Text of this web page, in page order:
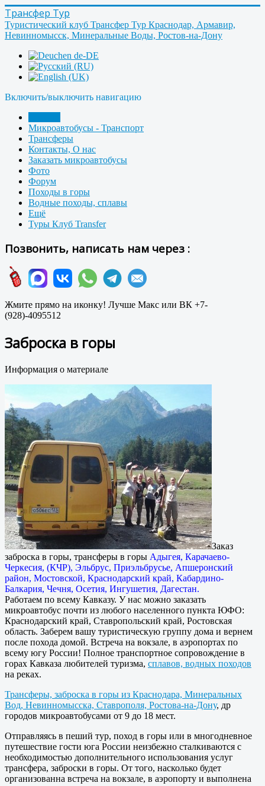
Трансфер Тур
Туристический клуб Трансфер Тур Краснодар, Армавир,
Невинномысск, Минеральные Воды, Ростов-на-Дону
Включить/выключить навигацию
Микроавтобусы - Транспорт
Трансферы
Контакты, О нас
Заказать микроавтобусы
Фото
Форум
Походы в горы
Водные походы, сплавы
Ещё
Туры Клуб Transfer
Позвонить, написать нам через :
Жмите прямо на иконку! Лучше Макс или ВК +7-
(928)-4095512
Заброска в горы
Информация о материале
Заказ
заброска в горы, трансферы в горы Адыгея, Карачаево-
Черкесия, (КЧР), Эльбрус, Приэльбрусье, Апшеронский
район, Мостовской, Краснодарский край, Кабардино-
Балкария, Чечня, Осетия, Ингушетия, Дагестан.
Работаем по всему Кавказу. У нас можно заказать
микроавтобус почти из любого населенного пункта ЮФО:
Краснодарский край, Ставропольский край, Ростовская
область. Заберем вашу туристическую группу дома и вернем
после похода домой. Встреча на вокзале, в аэропортах по
всему югу России! Полное транспортное сопровождение в
горах Кавказа любителей туризма, сплавов, водных походов
на реках.
Трансферы, заброска в горы из Краснодара, Минеральных
Вод, Невинномысска, Ставрополя, Ростова-на-Дону, др
городов микроавтобусами от 9 до 18 мест.
Отправляясь в пеший тур, поход в горы или в многодневное
путешествие гости юга России неизбежно сталкиваются с
необходимостью дополнительного использования услуг
трансфера, заброски в горы. От того, насколько будет
организованна встреча на вокзале, в аэропорту и выполнена